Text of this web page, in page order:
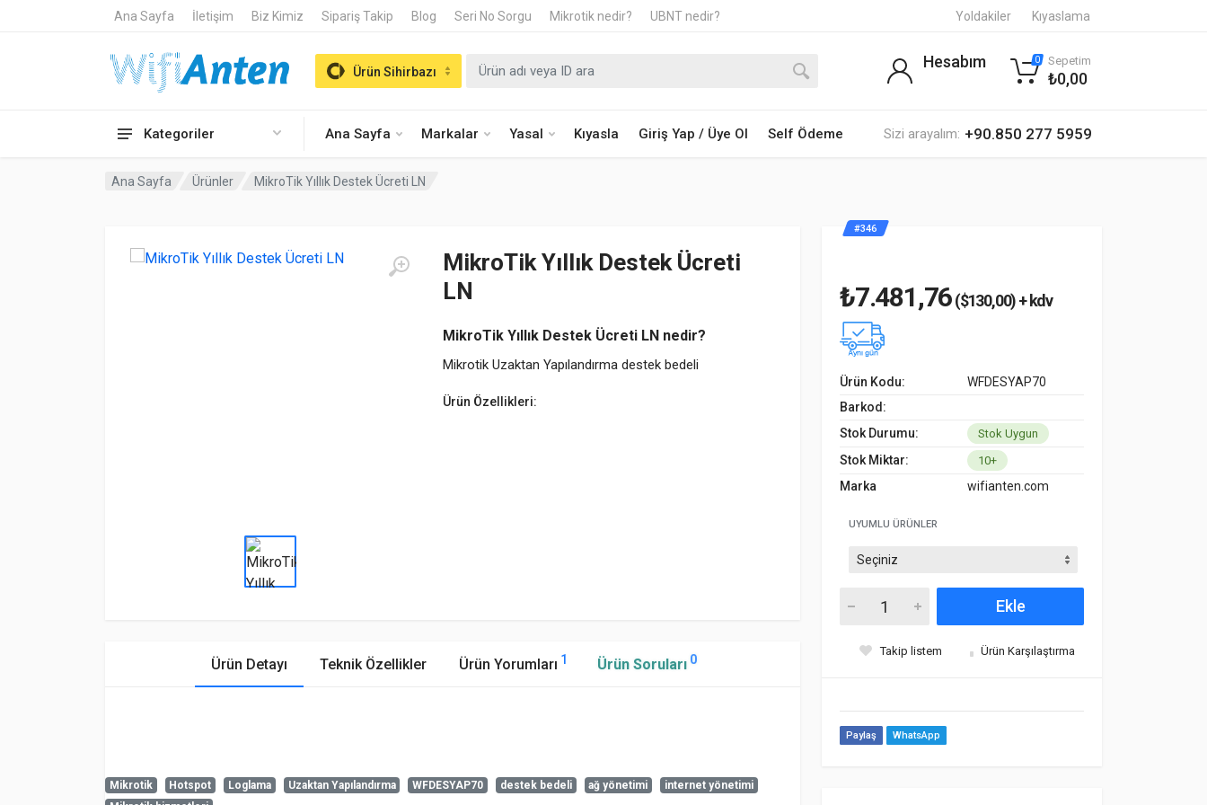
Ana Sayfa İletişim Biz Kimiz Sipariş Takip Blog Seri No Sorgu Mikrotik nedir? UBNT nedir? Yoldakiler Kıyaslama
Kategoriler Ana Sayfa Markalar Yasal Kıyasla Giriş Yap / Üye Ol Self Ödeme Sizi arayalım: +90.850 277 5959
Ürün Sihirbazı
Hesabım 0 Sepetim
₺0,00
Ana Sayfa Ürünler MikroTik Yıllık Destek Ücreti LN
MikroTik Yıllık Destek Ücreti
LN
MikroTik Yıllık Destek Ücreti LN nedir?
Mikrotik Uzaktan Yapılandırma destek bedeli
Ürün Özellikleri:
#346
₺7.481,76($130,00) + kdv
Ürün Kodu:
WFDESYAP70
Barkod:
Stok Durumu:
Stok Uygun
Stok Miktar: 10+
Marka wifianten.com
UYUMLU ÜRÜNLER
Ekle
Takip listem Ürün Karşılaştırma
Paylaş WhatsApp
Ürün Detayı Teknik Özellikler Ürün Yorumları 1 Ürün Soruları 0
Mikrotik Hotspot Loglama Uzaktan Yapılandırma WFDESYAP70 destek bedeli ağ yönetimi
internet yönetimi